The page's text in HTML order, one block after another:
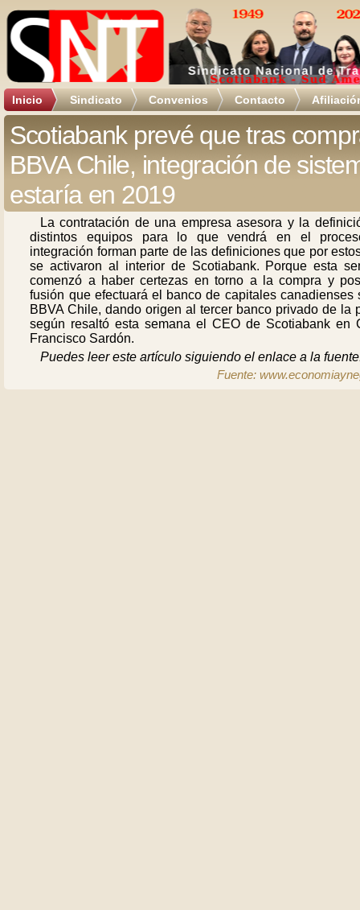
Inicio Sindicato Convenios Contacto
Scotiabank prevé que tras
BBVA Chile, integración de
estaría en 2019
La contratación de una empresa asesora y la
distintos equipos para lo que vendrá en el
integración forman parte de las definiciones que por
se activaron al interior de Scotiabank. Porque esta
comenzó a haber certezas en torno a la compra y
fusión que efectuará el banco de capitales canadienses
BBVA Chile, dando origen al tercer banco privado de la
según resaltó esta semana el CEO de Scotiabank en
Francisco Sardón.
Puedes leer este artículo siguiendo el enlace a la
Fuente: